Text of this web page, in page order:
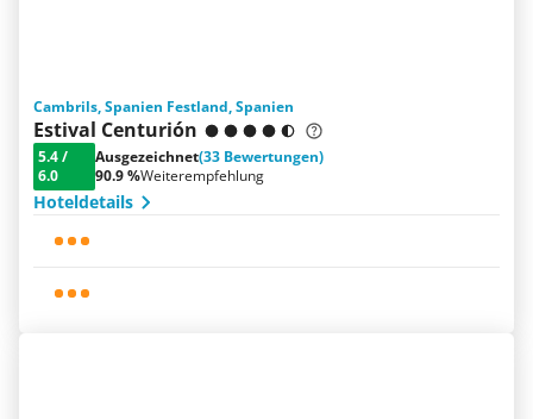
Cambrils, Spanien Festland, Spanien
Estival Centurión
5.4/
6.0
Ausgezeichnet(33 Bewertungen)
90.9 %Weiterempfehlung
Hoteldetails